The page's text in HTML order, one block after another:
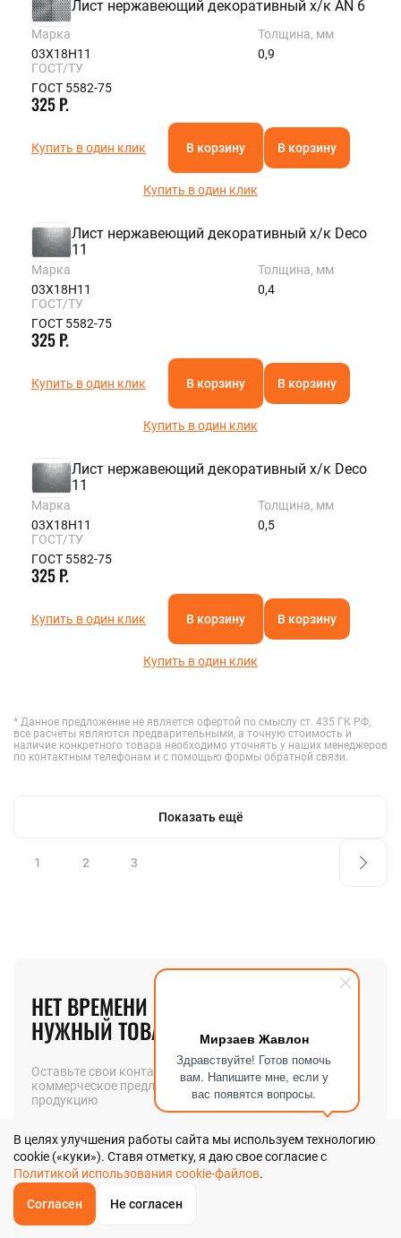
Мирзаев Жавлон
Здравствуйте! Готов помочь
вам. Напишите мне, если у
вас появятся вопросы.
ОБРАТНЫЙЗВОНОК
Лист нержавеющий декоративный х/к AN 6
Марка
03Х18Н11
Толщина, мм
0,9
ГОСТ/ТУ
ГОСТ 5582-75
325 Р.
Купить в один клик В корзину В корзину
Купить в один клик
Лист нержавеющий декоративный х/к Deco
11
Марка
03Х18Н11
Толщина, мм
0,4
ГОСТ/ТУ
ГОСТ 5582-75
325 Р.
Купить в один клик В корзину В корзину
Купить в один клик
Лист нержавеющий декоративный х/к Deco
11
Марка
03Х18Н11
Толщина, мм
0,5
ГОСТ/ТУ
ГОСТ 5582-75
325 Р.
Купить в один клик В корзину В корзину
Купить в один клик
* Данное предложение не является офертой по смыслу ст. 435 ГК РФ,
все расчеты являются предварительными, а точную стоимость и
наличие конкретного товара необходимо уточнять у наших менеджеров
по контактным телефонам и с помощью формы обратной связи.
Показать ещё
1 2 3
НЕТ ВРЕМЕНИ ИСКАТЬ
НУЖНЫЙ ТОВАР? МЫ ПОМОЖЕМ!
Оставьте свои контакты и мы вышлем вам
коммерческое предложение на интересующую вас
продукцию
Телефон
Главная
В целях улучшения работы сайта мы используем технологию
cookie («куки»). Ставя отметку, я даю свое согласие с
Политикой использования cookie-файлов.
Согласен Не согласен